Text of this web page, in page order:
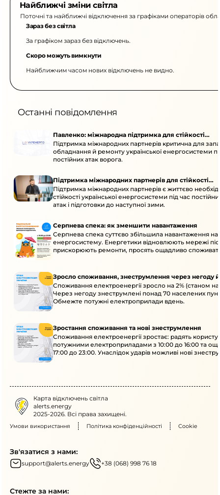
Найближчі зміни світла
Поточні та найближчі відключення за графіками операторів
Зараз без світла
За графіком зараз без відключень.
Скоро можуть вимкнути
Найближчим часом нових відключень не видно.
Останні повідомлення
Павленко: міжнародна підтримка для стійкості
енергосистеми
Підтримка міжнародних партнерів критична для
обладнання й ремонту української енергосистеми
постійних атак ворога.
Підтримка міжнародних партнерів для стійкості
енергосистеми
Підтримка міжнародних партнерів є життєво
стійкості української енергосистеми під час
атак і підготовки до наступної зими.
Серпнева спека: як зменшити навантаження
Серпнева спека суттєво збільшила навантаження на
енергосистему. Енергетики відновлюють мережі
прискорюють ремонти, просять ощадливо
Зросло споживання, знеструмлення через негоду
Споживання електроенергії зросло на 2% (станом на
Через негоду знеструмлені понад 70 населених
Обмежте потужні електроприлади вдень.
Зростання споживання та нові знеструмлення
Споживання електроенергії зростає: радять
потужними електроприладами з 10:00 до 16:00 та
17:00 до 23:00. Унаслідок ударів можливі нові
Карта відключень світла
alerts.energy
2025-2026. Всі права захищені.
Умови використання Політика конфіденційності Cookie
Зв'язатися з нами:
support@alerts.energy +38 (068) 998 76 18
Стежте за нами: